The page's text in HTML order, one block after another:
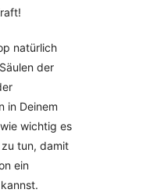
natürlich
der
in Deinem
wichtig es
tun, damit
ein